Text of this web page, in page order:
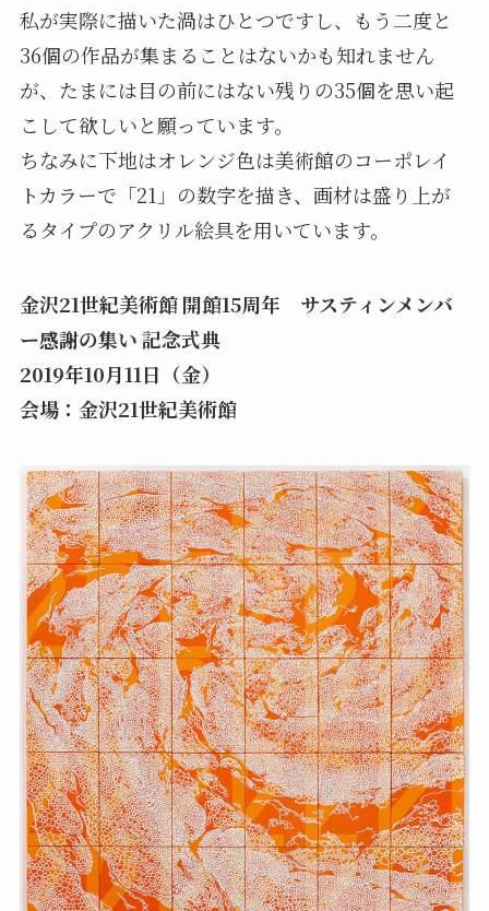
私が実際に描いた渦はひとつですし、もう二度と
36個の作品が集まることはないかも知れません
が、たまには目の前にはない残りの35個を思い起
こして欲しいと願っています。
ちなみに下地はオレンジ色は美術館のコーポレイ
トカラーで「21」の数字を描き、画材は盛り上が
るタイプのアクリル絵具を用いています。
金沢21世紀美術館 開館15周年 サスティンメンバ
ー感謝の集い 記念式典
2019年10月11日（金）
会場：金沢21世紀美術館